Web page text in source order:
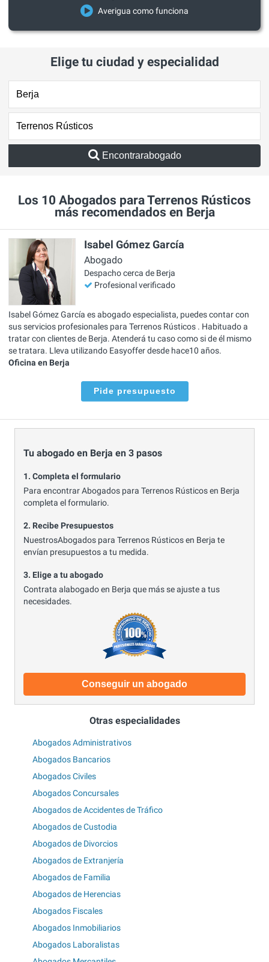
Averigua como funciona
Elige tu ciudad y especialidad
Encontrarabogado
Los 10 Abogados para Terrenos Rústicos
más recomendados en Berja
Isabel Gómez García
Abogado
Despacho cerca de Berja
Profesional verificado
Isabel Gómez García es abogado especialista, puedes contar con
sus servicios profesionales para Terrenos Rústicos . Habituado a
tratar con clientes de Berja. Atenderá tu caso como si de él mismo
se tratara. Lleva utilizando Easyoffer desde hace10 años.
Oficina en Berja
Pide presupuesto
Tu abogado en Berja en 3 pasos
1. Completa el formulario
Para encontrar Abogados para Terrenos Rústicos en Berja
completa el formulario.
2. Recibe Presupuestos
NuestrosAbogados para Terrenos Rústicos en Berja te
envían presupuestos a tu medida.
3. Elige a tu abogado
Contrata alabogado en Berja que más se ajuste a tus
necesidades.
Conseguir un abogado
Otras especialidades
Abogados Administrativos
Abogados Bancarios
Abogados Civiles
Abogados Concursales
Abogados de Accidentes de Tráfico
Abogados de Custodia
Abogados de Divorcios
Abogados de Extranjería
Abogados de Familia
Abogados de Herencias
Abogados Fiscales
Abogados Inmobiliarios
Abogados Laboralistas